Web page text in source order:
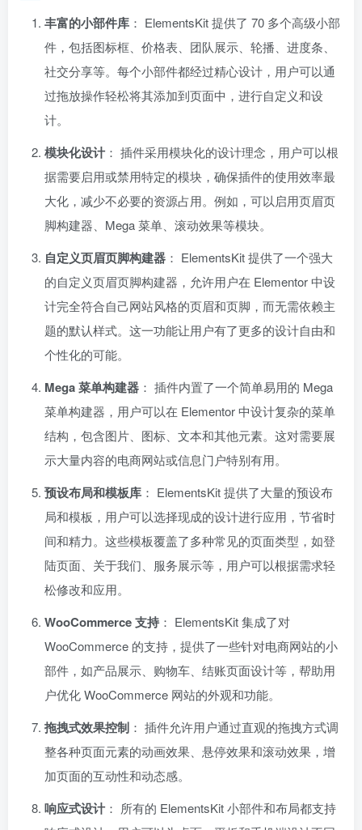
丰富的小部件库 ： ElementsKit 提供了 70 多个高级小部
件，包括图标框、价格表、团队展示、轮播、进度条、
社交分享等。每个小部件都经过精心设计，用户可以通
过拖放操作轻松将其添加到页面中，进行自定义和设
计。
模块化设计： 插件采用模块化的设计理念，用户可以根
据需要启用或禁用特定的模块，确保插件的使用效率最
大化，减少不必要的资源占用。例如，可以启用页眉页
脚构建器、Mega 菜单、滚动效果等模块。
自定义页眉页脚构建器 ： ElementsKit 提供了一个强大
的自定义页眉页脚构建器，允许用户在 Elementor 中设
计完全符合自己网站风格的页眉和页脚，而无需依赖主
题的默认样式。这一功能让用户有了更多的设计自由和
个性化的可能。
Mega 菜单构建器 ： 插件内置了一个简单易用的 Mega
菜单构建器，用户可以在 Elementor 中设计复杂的菜单
结构，包含图片、图标、文本和其他元素。这对需要展
示大量内容的电商网站或信息门户特别有用。
预设布局和模板库 ： ElementsKit 提供了大量的预设布
局和模板，用户可以选择现成的设计进行应用，节省时
间和精力。这些模板覆盖了多种常见的页面类型，如登
陆页面、关于我们、服务展示等，用户可以根据需求轻
松修改和应用。
WooCommerce 支持： ElementsKit 集成了对
WooCommerce 的支持，提供了一些针对电商网站的小
部件，如产品展示、购物车、结账页面设计等，帮助用
户优化 WooCommerce 网站的外观和功能。
拖拽式效果控制 ： 插件允许用户通过直观的拖拽方式调
整各种页面元素的动画效果、悬停效果和滚动效果，增
加页面的互动性和动态感。
响应式设计： 所有的 ElementsKit 小部件和布局都支持